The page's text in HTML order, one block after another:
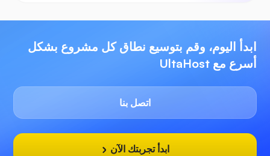
ابدأ اليوم، وقم بتوسيع نطاق كل مشروع بشكل
أسرع مع UltaHost
اتصل بنا
ابدأ تجربتك الآن